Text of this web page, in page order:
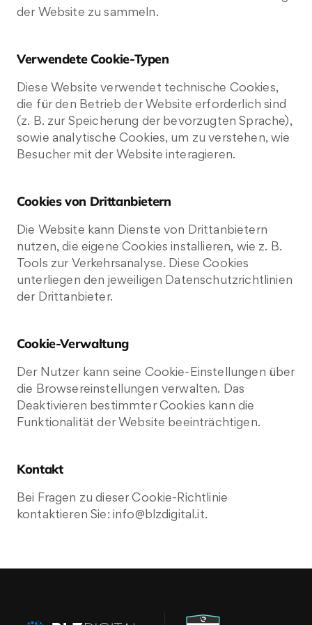
der Website zu sammeln.
Verwendete Cookie-Typen
Diese Website verwendet technische Cookies,
die für den Betrieb der Website erforderlich sind
(z. B. zur Speicherung der bevorzugten Sprache),
sowie analytische Cookies, um zu verstehen, wie
Besucher mit der Website interagieren.
Cookies von Drittanbietern
Die Website kann Dienste von Drittanbietern
nutzen, die eigene Cookies installieren, wie z. B.
Tools zur Verkehrsanalyse. Diese Cookies
unterliegen den jeweiligen Datenschutzrichtlinien
der Drittanbieter.
Cookie-Verwaltung
Der Nutzer kann seine Cookie-Einstellungen über
die Browsereinstellungen verwalten. Das
Deaktivieren bestimmter Cookies kann die
Funktionalität der Website beeinträchtigen.
Kontakt
Bei Fragen zu dieser Cookie-Richtlinie
kontaktieren Sie: info@blzdigital.it.